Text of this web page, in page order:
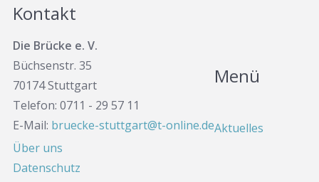
Kontakt
Die Brücke e. V.
Büchsenstr. 35
70174 Stuttgart
Telefon: 0711 - 29 57 11
E-Mail: bruecke-stuttgart@t-online.de
Menü
Aktuelles
Über uns
Datenschutz